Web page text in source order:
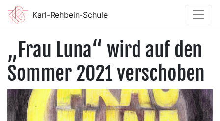
Karl-Rehbein-Schule
„Frau Luna“ wird auf den
Sommer 2021 verschoben